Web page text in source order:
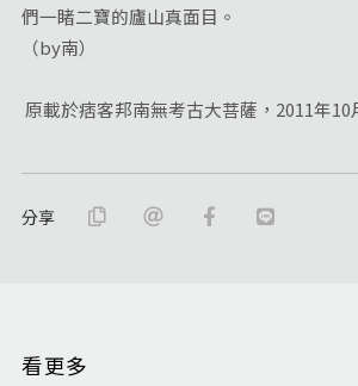
們一睹二寶的廬山真面目。
（by南）
原載於痞客邦南無考古大菩薩，2011年10
分享
看更多